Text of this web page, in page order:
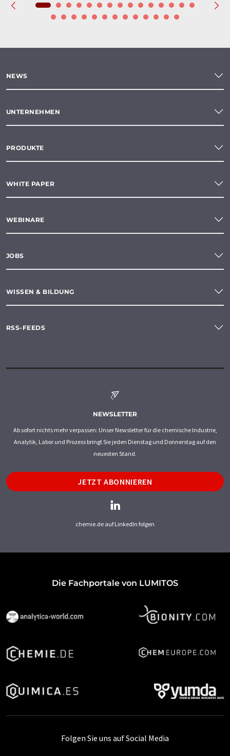
NEWS
UNTERNEHMEN
PRODUKTE
WHITE PAPER
WEBINARE
JOBS
WISSEN & BILDUNG
RSS-FEEDS
NEWSLETTER
Ab sofort nichts mehr verpassen: Unser Newsletter für die chemische Industrie,
Analytik, Labor und Prozess bringt Sie jeden Dienstag und Donnerstag auf den
neuesten Stand.
JETZT ABONNIEREN
chemie.de auf LinkedIn folgen
Die Fachportale von LUMITOS
Folgen Sie uns auf Social Media